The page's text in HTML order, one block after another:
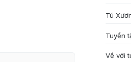
Tú
Tuyển
Về với